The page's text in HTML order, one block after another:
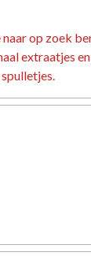
naar op zoek
extraatjes